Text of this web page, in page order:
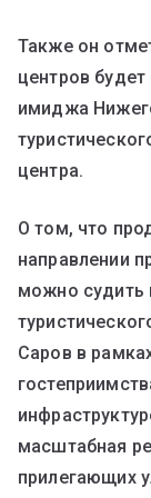
Также он
центров
имиджа
центра.
О том, что
направлении
можно судить
Саров в
масштабная
прилегающих